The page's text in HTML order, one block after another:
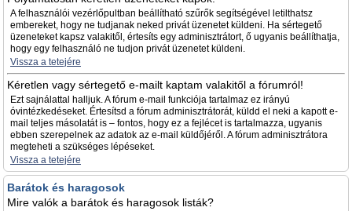
A felhasználói vezérlőpultban beállítható szűrők segítségével letilthatsz
embereket, hogy ne tudjanak neked privát üzenetet küldeni. Ha sértegető
üzeneteket kapsz valakitől, értesíts egy adminisztrátort, ő ugyanis beállíthatja,
hogy egy felhasználó ne tudjon privát üzenetet küldeni.
Vissza a tetejére
Kéretlen vagy sértegető e-mailt kaptam valakitől a fórumról!
Ezt sajnálattal halljuk. A fórum e-mail funkciója tartalmaz ez irányú
óvintézkedéseket. Értesítsd a fórum adminisztrátorát, küldd el neki a kapott e-
mail teljes másolatát is – fontos, hogy ez a fejlécet is tartalmazza, ugyanis
ebben szerepelnek az adatok az e-mail küldőjéről. A fórum adminisztrátora
megteheti a szükséges lépéseket.
Vissza a tetejére
Barátok és haragosok
Mire valók a barátok és haragosok listák?